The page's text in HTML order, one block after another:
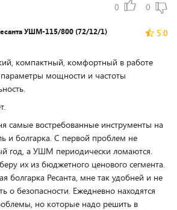
0 0
5.0
УШМ-115/800 (72/12/1)
компактный, комфортный в работе
мощности и частоты
самые востребованные инструменты на
и болгарка. С первой проблем не
год, а УШМ периодически ломаются.
их из бюджетного ценового сегмента.
болгарка Ресанта, мне так удобней и не
о безопасности. Ежедневно находятся
но которые надо решить в